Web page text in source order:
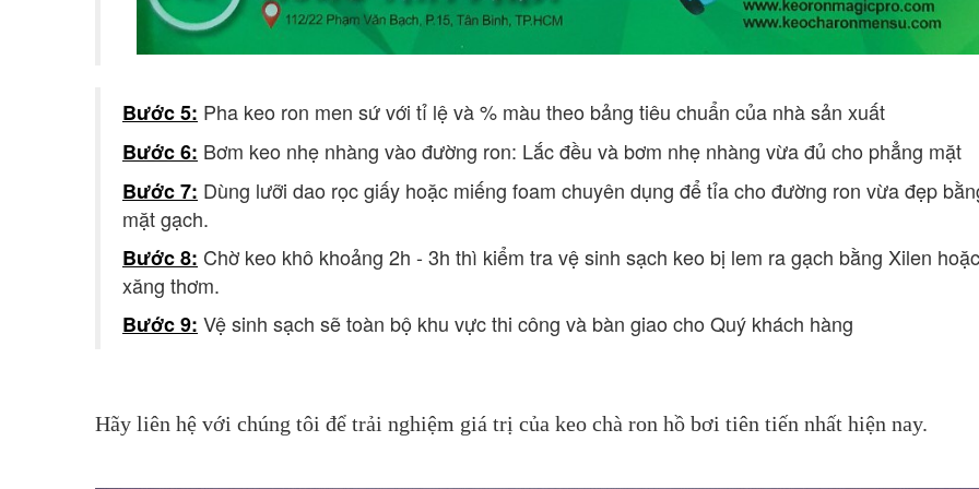
Bước 5: Pha keo ron men sứ với tỉ lệ và % màu theo bảng tiêu chuẩn của nhà sản xuất
Bước 6: Bơm keo nhẹ nhàng vào đường ron: Lắc đều và bơm nhẹ nhàng vừa đủ cho phẳng mặt
Bước 7: Dùng lưỡi dao rọc giấy hoặc miếng foam chuyên dụng để tỉa cho đường ron vừa đẹp
mặt gạch.
Bước 8: Chờ keo khô khoảng 2h - 3h thì kiểm tra vệ sinh sạch keo bị lem ra gạch bằng Xilen hoặc
xăng thơm.
Bước 9: Vệ sinh sạch sẽ toàn bộ khu vực thi công và bàn giao cho Quý khách hàng
Hãy liên hệ với chúng tôi để trải nghiệm giá trị của keo chà ron hồ bơi tiên tiến nhất hiện nay.